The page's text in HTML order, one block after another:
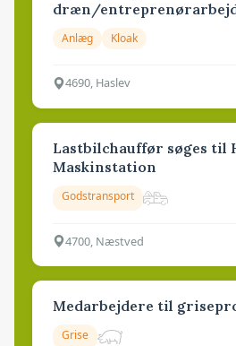
dræn/
Anlæg Kloak
4690, Haslev
Lastbilchauffør søges til
Maskinstation
Godstransport
4700, Næstved
Medarbejdere til
Grise